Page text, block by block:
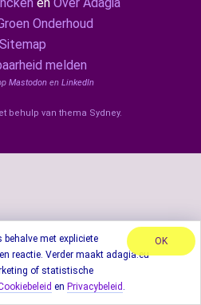
Onderhoud
Sitemap
melden
Mastodonen LinkedIn
behulp van thema Sydney.
OK
behalve met expliciete
reactie. Verder maakt adagia.eu
of statistische
en Privacybeleid .